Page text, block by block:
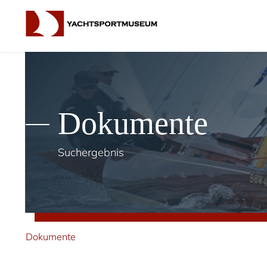
Dokumente
Suchergebnis
Dokumente